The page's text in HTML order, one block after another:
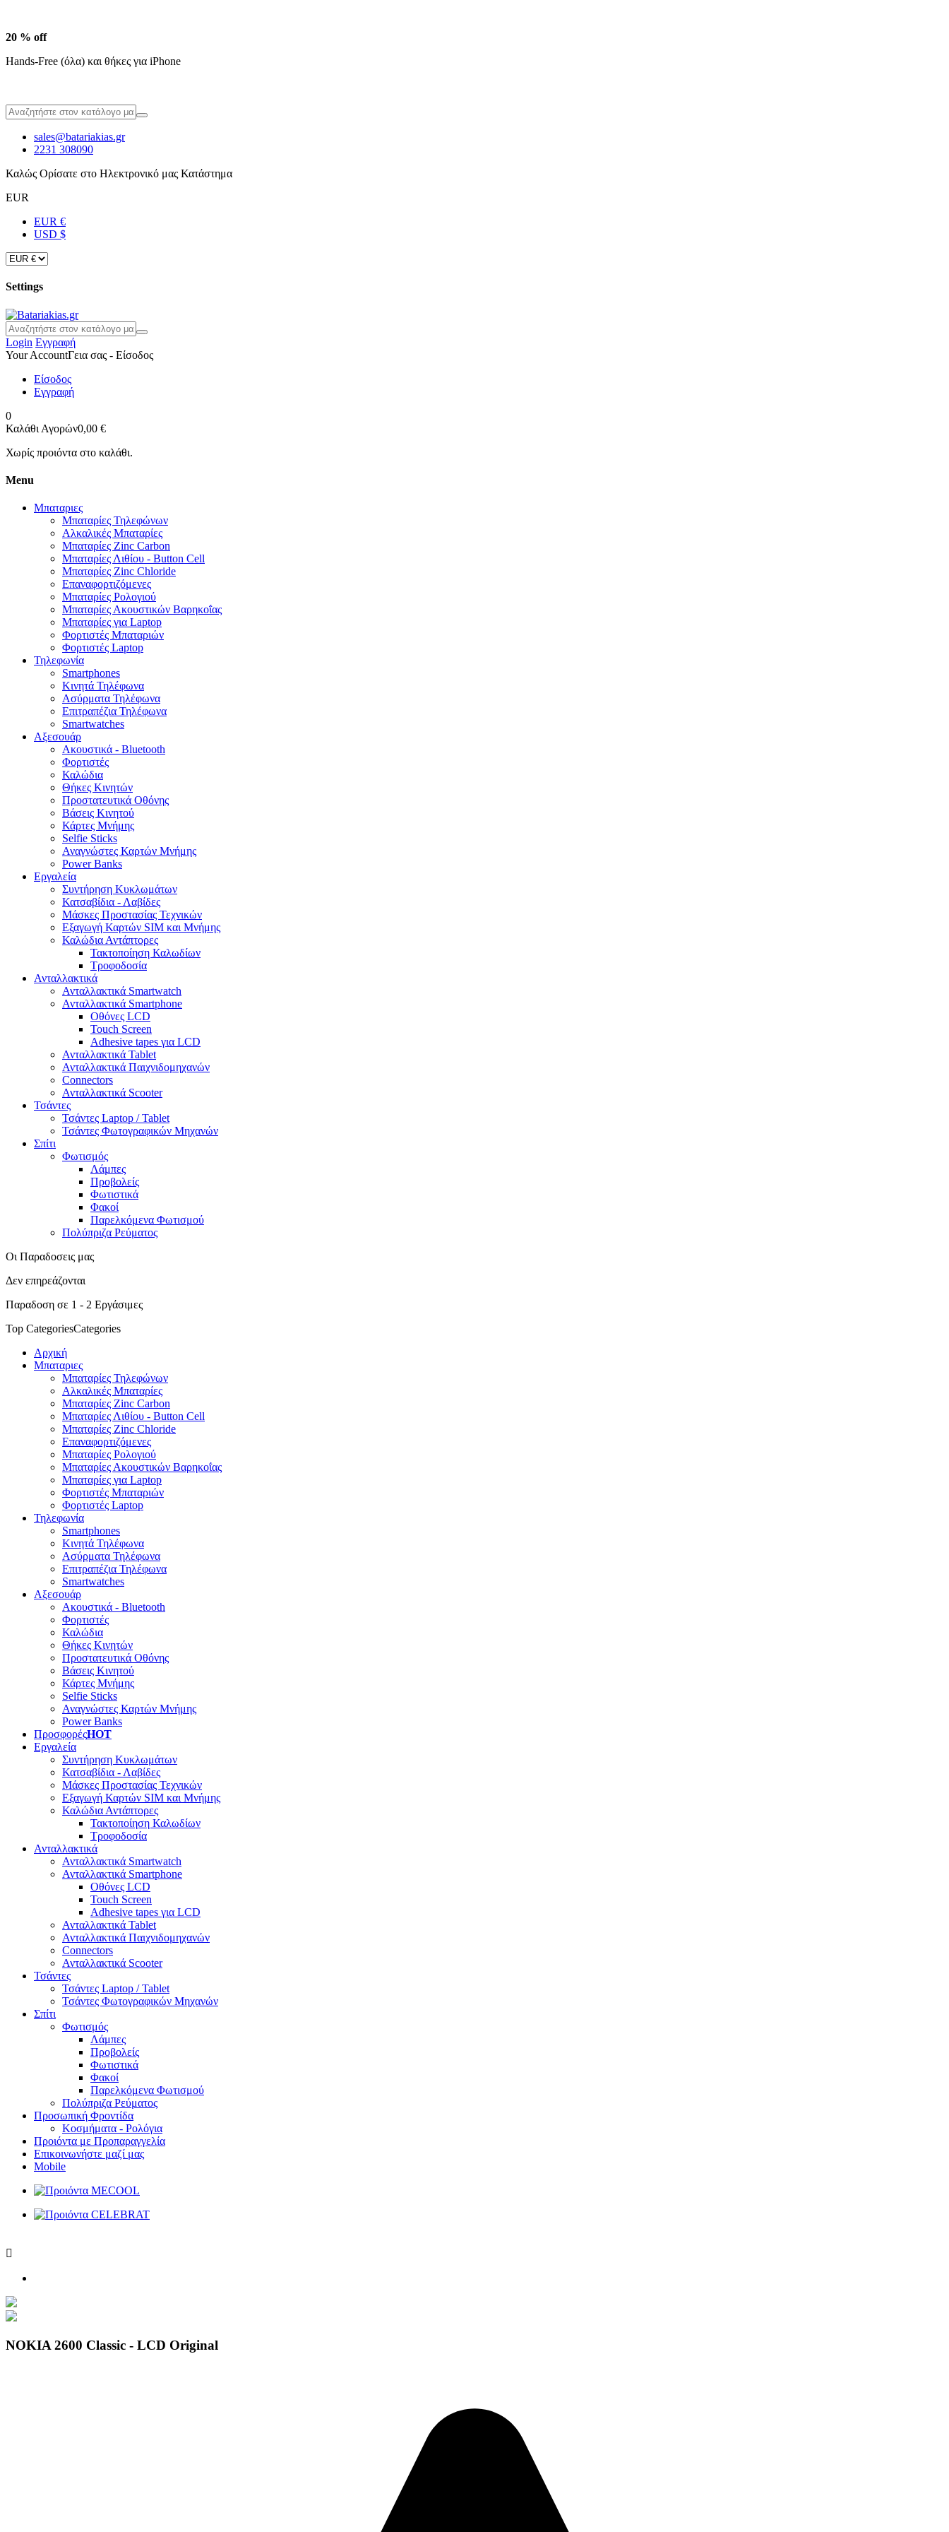
20 % off
Hands-Free (όλα) και θήκες για iPhone
sales@batariakias.gr
2231 308090
Καλώς Ορίσατε στο Ηλεκτρονικό μας Κατάστημα
EUR
EUR €
USD $
Settings
Login Εγγραφή
Your AccountΓεια σας - Είσοδος
Είσοδος
Εγγραφή
0
Καλάθι Αγορών0,00 €
Χωρίς προιόντα στο καλάθι.
Menu
Μπαταριες
Μπαταρίες Τηλεφώνων
Αλκαλικές Μπαταρίες
Μπαταρίες Zinc Carbon
Μπαταρίες Λιθίου - Button Cell
Μπαταρίες Zinc Chloride
Επαναφορτιζόμενες
Μπαταρίες Ρολογιού
Μπαταρίες Ακουστικών Βαρηκοΐας
Μπαταρίες για Laptop
Φορτιστές Μπαταριών
Φορτιστές Laptop
Τηλεφωνία
Smartphones
Κινητά Τηλέφωνα
Ασύρματα Τηλέφωνα
Επιτραπέζια Τηλέφωνα
Smartwatches
Αξεσουάρ
Ακουστικά - Bluetooth
Φορτιστές
Καλώδια
Θήκες Κινητών
Προστατευτικά Οθόνης
Βάσεις Κινητού
Κάρτες Μνήμης
Selfie Sticks
Αναγνώστες Καρτών Μνήμης
Power Banks
Εργαλεία
Συντήρηση Κυκλωμάτων
Κατσαβίδια - Λαβίδες
Μάσκες Προστασίας Τεχνικών
Εξαγωγή Καρτών SIM και Μνήμης
Καλώδια Αντάπτορες
Τακτοποίηση Καλωδίων
Τροφοδοσία
Ανταλλακτικά
Ανταλλακτικά Smartwatch
Ανταλλακτικά Smartphone
Οθόνες LCD
Touch Screen
Adhesive tapes για LCD
Ανταλλακτικά Tablet
Ανταλλακτικά Παιχνιδομηχανών
Connectors
Ανταλλακτικά Scooter
Τσάντες
Τσάντες Laptop / Tablet
Τσάντες Φωτoγραφικών Μηχανών
Σπίτι
Φωτισμός
Λάμπες
Προβολείς
Φωτιστικά
Φακοί
Παρελκόμενα Φωτισμού
Πολύπριζα Ρεύματος
Οι Παραδοσεις μας
Δεν επηρεάζονται
Παραδοση σε 1 - 2 Εργάσιμες
Top CategoriesCategories
Αρχική
Μπαταριες
Μπαταρίες Τηλεφώνων
Αλκαλικές Μπαταρίες
Μπαταρίες Zinc Carbon
Μπαταρίες Λιθίου - Button Cell
Μπαταρίες Zinc Chloride
Επαναφορτιζόμενες
Μπαταρίες Ρολογιού
Μπαταρίες Ακουστικών Βαρηκοΐας
Μπαταρίες για Laptop
Φορτιστές Μπαταριών
Φορτιστές Laptop
Τηλεφωνία
Smartphones
Κινητά Τηλέφωνα
Ασύρματα Τηλέφωνα
Επιτραπέζια Τηλέφωνα
Smartwatches
Αξεσουάρ
Ακουστικά - Bluetooth
Φορτιστές
Καλώδια
Θήκες Κινητών
Προστατευτικά Οθόνης
Βάσεις Κινητού
Κάρτες Μνήμης
Selfie Sticks
Αναγνώστες Καρτών Μνήμης
Power Banks
ΠροσφορέςHOT
Εργαλεία
Συντήρηση Κυκλωμάτων
Κατσαβίδια - Λαβίδες
Μάσκες Προστασίας Τεχνικών
Εξαγωγή Καρτών SIM και Μνήμης
Καλώδια Αντάπτορες
Τακτοποίηση Καλωδίων
Τροφοδοσία
Ανταλλακτικά
Ανταλλακτικά Smartwatch
Ανταλλακτικά Smartphone
Οθόνες LCD
Touch Screen
Adhesive tapes για LCD
Ανταλλακτικά Tablet
Ανταλλακτικά Παιχνιδομηχανών
Connectors
Ανταλλακτικά Scooter
Τσάντες
Τσάντες Laptop / Tablet
Τσάντες Φωτoγραφικών Μηχανών
Σπίτι
Φωτισμός
Λάμπες
Προβολείς
Φωτιστικά
Φακοί
Παρελκόμενα Φωτισμού
Πολύπριζα Ρεύματος
Προσωπική Φροντίδα
Κοσμήματα - Ρολόγια
Προιόντα με Προπαραγγελία
Επικοινωνήστε μαζί μας
Mobile

NOKIA 2600 Classic - LCD Original